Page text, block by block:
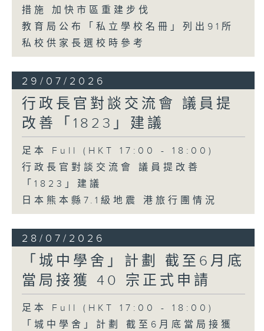
措施 加快市區重建步伐
教育局公布「私立學校名冊」列出91所
私校供家長選校時參考
29/07/2026
行政長官對談交流會 議員提
改善「1823」建議
足本 Full (HKT 17:00 - 18:00)
行政長官對談交流會 議員提改善
「1823」建議
日本熊本縣7.1級地震 港旅行團情況
28/07/2026
「城中學舍」計劃 截至6月底
當局接獲 40 宗正式申請
足本 Full (HKT 17:00 - 18:00)
「城中學舍」計劃 截至6月底當局接獲